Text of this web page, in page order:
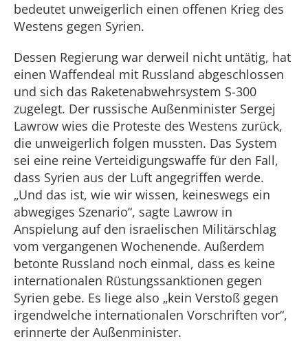
bedeutet unweigerlich einen offenen Krieg des
Westens gegen Syrien.
Dessen Regierung war derweil nicht untätig, hat
einen Waffendeal mit Russland abgeschlossen
und sich das Raketenabwehrsystem S-300
zugelegt. Der russische Außenminister Sergej
Lawrow wies die Proteste des Westens zurück,
die unweigerlich folgen mussten. Das System
sei eine reine Verteidigungswaffe für den Fall,
dass Syrien aus der Luft angegriffen werde.
„Und das ist, wie wir wissen, keineswegs ein
abwegiges Szenario“, sagte Lawrow in
Anspielung auf den israelischen Militärschlag
vom vergangenen Wochenende. Außerdem
betonte Russland noch einmal, dass es keine
internationalen Rüstungssanktionen gegen
Syrien gebe. Es liege also „kein Verstoß gegen
irgendwelche internationalen Vorschriften vor“,
erinnerte der Außenminister.